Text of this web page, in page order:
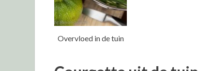
Overvloed in de tuin